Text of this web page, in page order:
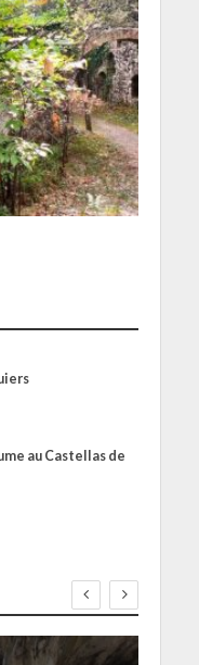
au Castellas de